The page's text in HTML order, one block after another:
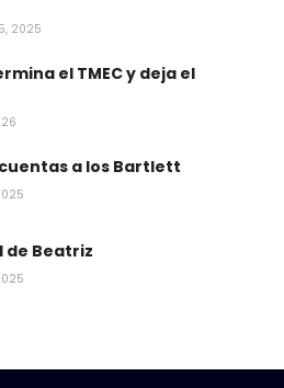
2025
el TMEC y deja el
a los Bartlett
de Beatriz